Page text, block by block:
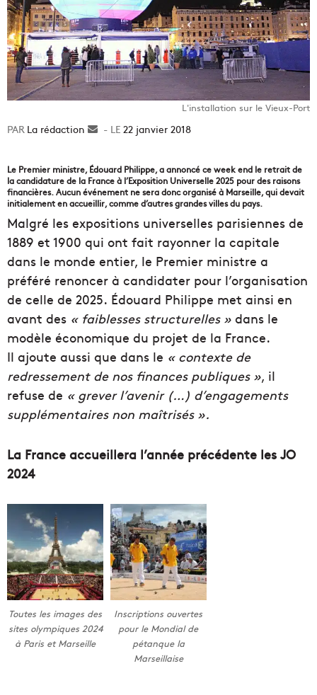
L'installation sur le Vieux-Port
La rédaction
Envoyer22 janvier 2018
Le Premier ministre, Édouard Philippe, a annoncé ce week end le retrait de
la candidature de la France à l’Exposition Universelle 2025 pour des raisons
financières. Aucun événement ne sera donc organisé à Marseille, qui devait
initialement en accueillir, comme d’autres grandes villes du pays.
Malgré les expositions universelles parisiennes de
1889 et 1900 qui ont fait rayonner la capitale
dans le monde entier, le Premier ministre a
préféré renoncer à candidater pour l’organisation
de celle de 2025. Édouard Philippe met ainsi en
avant des « faiblesses structurelles » dans le
modèle économique du projet de la France.
Il ajoute aussi que dans le « contexte de
redressement de nos finances publiques », il
refuse de « grever l’avenir (…) d’engagements
supplémentaires non maîtrisés ».
La France accueillera l’année précédente les JO
2024
Toutes les images des
sites olympiques 2024
à Paris et Marseille
Inscriptions ouvertes
pour le Mondial de
pétanque la
Marseillaise